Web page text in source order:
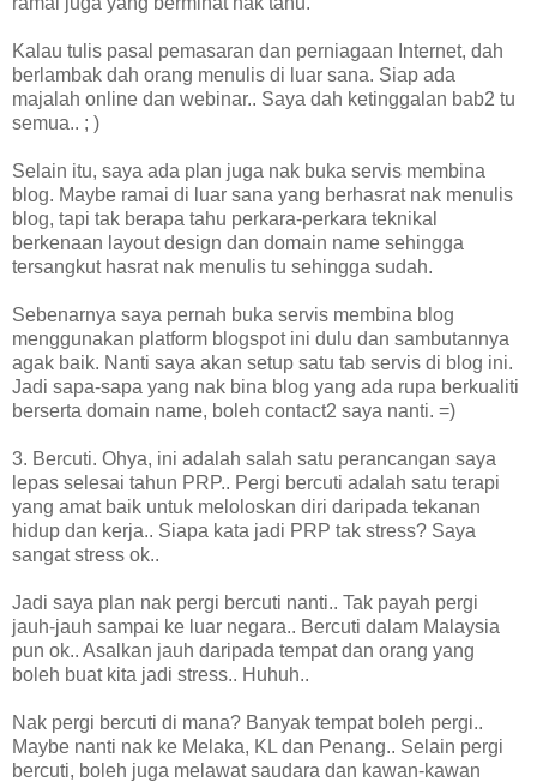
Kalau tulis pasal pemasaran dan perniagaan Internet, dah
berlambak dah orang menulis di luar sana. Siap ada
majalah online dan webinar.. Saya dah ketinggalan bab2 tu
semua.. ; )
Selain itu, saya ada plan juga nak buka servis membina
blog. Maybe ramai di luar sana yang berhasrat nak menulis
blog, tapi tak berapa tahu perkara-perkara teknikal
berkenaan layout design dan domain name sehingga
tersangkut hasrat nak menulis tu sehingga sudah.
Sebenarnya saya pernah buka servis membina blog
menggunakan platform blogspot ini dulu dan sambutannya
agak baik. Nanti saya akan setup satu tab servis di blog ini.
Jadi sapa-sapa yang nak bina blog yang ada rupa berkualiti
berserta domain name, boleh contact2 saya nanti. =)
3. Bercuti. Ohya, ini adalah salah satu perancangan saya
lepas selesai tahun PRP.. Pergi bercuti adalah satu terapi
yang amat baik untuk meloloskan diri daripada tekanan
hidup dan kerja.. Siapa kata jadi PRP tak stress? Saya
sangat stress ok..
Jadi saya plan nak pergi bercuti nanti.. Tak payah pergi
jauh-jauh sampai ke luar negara.. Bercuti dalam Malaysia
pun ok.. Asalkan jauh daripada tempat dan orang yang
boleh buat kita jadi stress.. Huhuh..
Nak pergi bercuti di mana? Banyak tempat boleh pergi..
Maybe nanti nak ke Melaka, KL dan Penang.. Selain pergi
bercuti, boleh juga melawat saudara dan kawan-kawan